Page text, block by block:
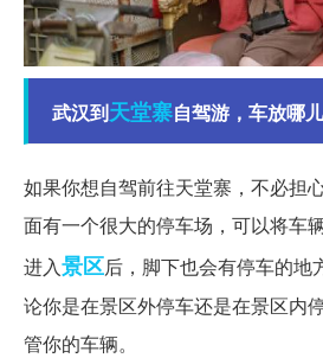
武汉到天堂寨自驾游，车放哪儿
如果你想自驾前往天堂寨，不必担
面有一个很大的停车场，可以将车
进入景区后，脚下也会有停车的地
论你是在景区外停车还是在景区内
管你的车辆。